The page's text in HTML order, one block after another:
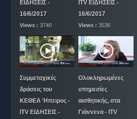
ΕΙΔΗΣΕΙΣ -
16/6/2017
Views : 3740
ITV ΕΙΔΗΣΕΙΣ -
16/6/2017
Views :3536
Συμμετοχικές
δράσεις του
ΚΕΘΕΑ Ήπειρος -
ITV ΕΙΔΗΣΕΙΣ -
Ολοκληρωμένες
υπηρεσίες
αισθητικής, στα
Γιάννενα - ITV